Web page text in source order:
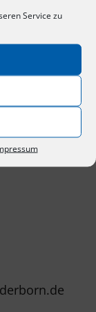
Service zu